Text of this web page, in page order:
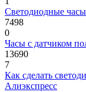
Светодиодные
7498
0
Часы с датчиком
13690
7
Как сделать
Алиэкспресс